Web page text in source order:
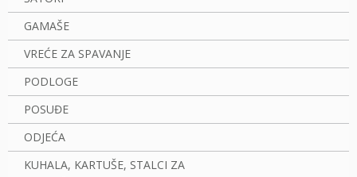
GAMAŠE
VREĆE ZA SPAVANJE
PODLOGE
POSUĐE
ODJEĆA
KUHALA, KARTUŠE, STALCI ZA